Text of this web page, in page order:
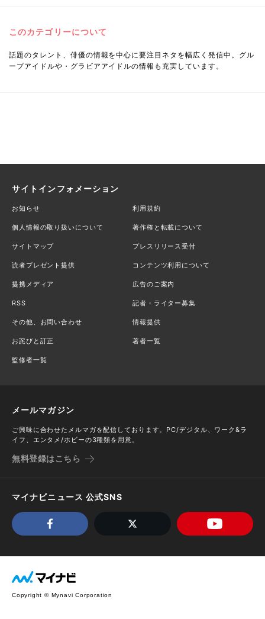
このカテゴリーについて
話題のタレント、俳優の情報を中心に要注目ネタを幅広く発信中。グル
ープアイドルや・グラビアアイドルの情報も充実しています。
サイトインフォメーション
お知らせ 利用規約
個人情報の取り扱いについて 著作権と転載について
サイトマップ プレスリリース受付
読者プレゼント提供 コンテンツ利用について
提携メディア 広告のご案内
RSS 記者・ライター募集
その他、お問い合わせ 情報提供
お詫びと訂正 著者一覧
監修者一覧
メールマガジン
ご興味に合わせたメルマガを配信しております。PC/デジタル、ワーク&ラ
イフ、エンタメ/ホビーの3種類を用意。
無料登録はこちら
マイナビニュース 公式SNS
Copyright © Mynavi Corporation